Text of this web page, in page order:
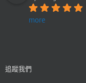
more
追蹤我們